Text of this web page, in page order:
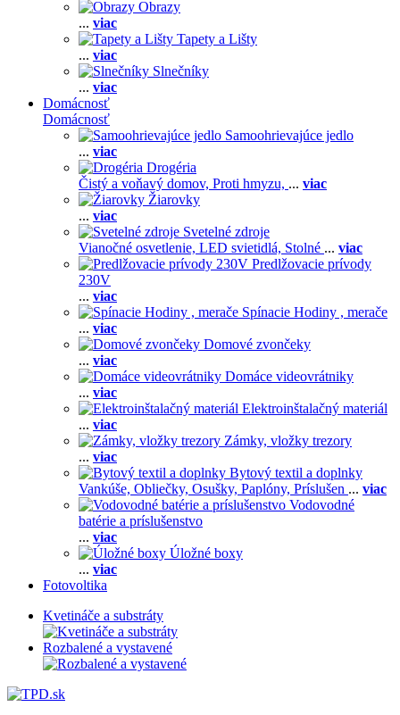
Obrazy
... viac
Tapety a Lišty
... viac
Slnečníky
... viac
Domácnosť
Domácnosť
Samoohrievajúce jedlo
... viac
Drogéria
Čistý a voňavý domov, Proti hmyzu, ... viac
Žiarovky
... viac
Svetelné zdroje
Vianočné osvetlenie, LED svietidlá, Stolné ... viac
Predlžovacie prívody
230V
... viac
Spínacie Hodiny , merače
... viac
Domové zvončeky
... viac
Domáce videovrátniky
... viac
Elektroinštalačný materiál
... viac
Zámky, vložky trezory
... viac
Bytový textil a doplnky
Vankúše, Obliečky, Osušky, Paplóny, Príslušen ... viac
Vodovodné
batérie a príslušenstvo
... viac
Úložné boxy
... viac
Fotovoltika
Kvetináče a substráty
Rozbalené a vystavené